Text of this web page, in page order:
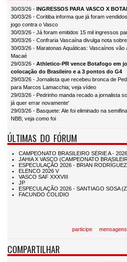
30/03/26 - INGRESSOS PARA VASCO X
30/03/26 - Coritiba informa que já foram
jogo contra o Vasco
30/03/26 - Já foram emitidos 15 mil ingressos
30/03/26 - Confraria Vascaína divulga nota
30/03/26 - Maratonas Aquáticas: Vascaínos
Macaé
29/03/26 - Athletico-PR vence Botafogo em
colocação do Brasileiro e a 3 pontos do G4
29/03/26 - Jornalista que recebeu bronca de
para Marcos Lamacchia; veja vídeo
29/03/26 - Pedrinho manda recado a jornalista
já quer errar novamente'
29/03/26 - Basquete: Ale foi eliminado na
NBB; veja como foi
ÚLTIMAS DO FÓRUM
participe
COMPARTILHAR